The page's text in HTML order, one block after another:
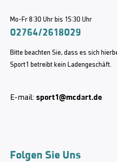
Mo-Fr 8:30 Uhr bis 15:30 Uhr
02764/2618029
Bitte beachten Sie, dass es sich
Sport1 betreibt kein Ladengeschäft.
E-mail: sport1@mcdart.de
Folgen Sie Uns